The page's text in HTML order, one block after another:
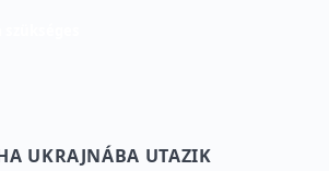
UKRAJNÁBA UTAZIK